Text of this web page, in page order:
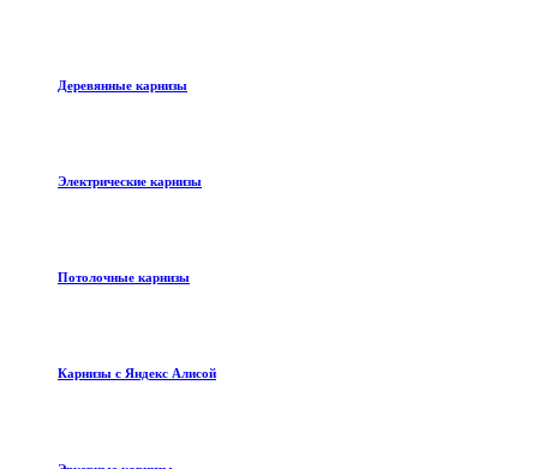
Деревянные карнизы
Электрические карнизы
Потолочные карнизы
Карнизы с Яндекс Алисой